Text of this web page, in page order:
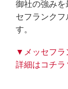
御社の強みを
セフランクフ
す。
▼メッセフラ
詳細はコチ